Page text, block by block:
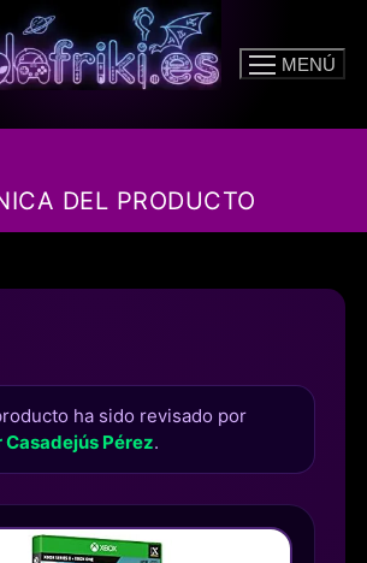
MENÚ
DEL PRODUCTO
ha sido revisado por
Casadejús Pérez.